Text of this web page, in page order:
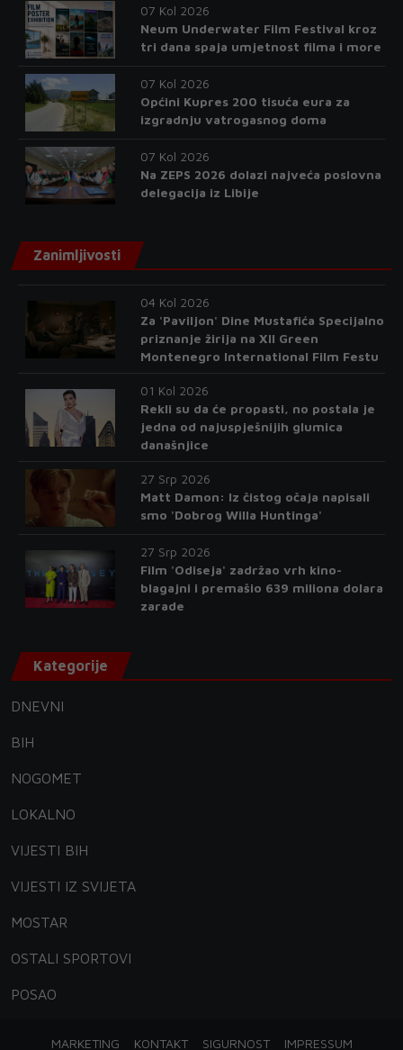
07 Kol 2026
Neum Underwater Film Festival kroz
tri dana spaja umjetnost filma i more
07 Kol 2026
Općini Kupres 200 tisuća eura za
izgradnju vatrogasnog doma
07 Kol 2026
Na ZEPS 2026 dolazi najveća poslovna
delegacija iz Libije
Zanimljivosti
04 Kol 2026
Za 'Paviljon' Dine Mustafića Specijalno
priznanje žirija na XII Green
Montenegro International Film Festu
01 Kol 2026
Rekli su da će propasti, no postala je
jedna od najuspješnijih glumica
današnjice
27 Srp 2026
Matt Damon: Iz čistog očaja napisali
smo 'Dobrog Willa Huntinga'
27 Srp 2026
Film 'Odiseja' zadržao vrh kino-
blagajni i premašio 639 miliona dolara
zarade
Kategorije
DNEVNI
BIH
NOGOMET
LOKALNO
VIJESTI BIH
VIJESTI IZ SVIJETA
MOSTAR
OSTALI SPORTOVI
POSAO
MARKETING KONTAKT SIGURNOST IMPRESSUM